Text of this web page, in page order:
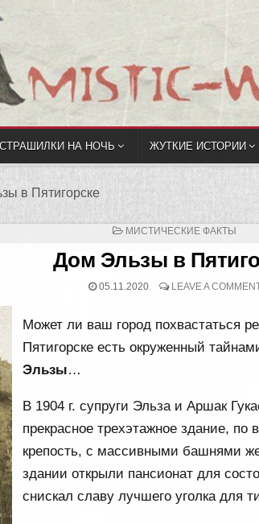
СТРАШИЛКИ НА НОЧЬ ЖУТКИЕ ИСТОРИИ
в Пятигорске
ОПУБЛИКОВАНО
МИСТИЧЕСКИЕ ФАКТЫ
Дом Эльзы в
05.11.2020 LEAVE A
Может ли ваш город похвастаться
Пятигорске есть окруженный
Эльзы…
В 1904 г. супруги Эльза и Аршак
прекрасное трехэтажное здание,
крепость, с массивными башнями
здании открыли пансионат для
снискал славу лучшего уголка для